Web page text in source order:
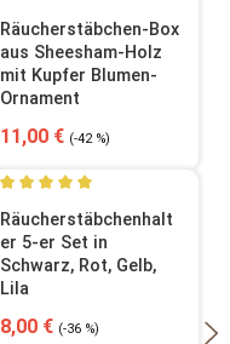
Durchschnittliche
Räucherstäbchen-Box
aus Sheesham-Holz
mit Kupfer Blumen-
Ornament
Verkaufspreis:
11,00 € Regulärer Preis:
(-42 %)
Durchschnittliche
Räucherstäbchenhalt
er 5-er Set in
Schwarz, Rot, Gelb,
Lila
Verkaufspreis:
8,00 € Regulärer Preis:
(-36 %)